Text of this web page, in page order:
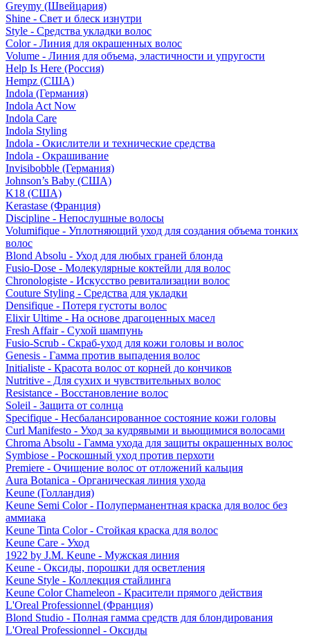
Greymy (Швейцария)
Shine - Свет и блеск изнутри
Style - Средства укладки волос
Color - Линия для окрашенных волос
Volume - Линия для объема, эластичности и упругости
Help Is Here (Россия)
Hempz (США)
Indola (Германия)
Indola Act Now
Indola Care
Indola Styling
Indola - Окислители и технические средства
Indola - Окрашивание
Invisibobble (Германия)
Johnson’s Baby (США)
K18 (США)
Kerastase (Франция)
Discipline - Непослушные волосы
Volumifique - Уплотняющий уход для создания объема тонких
волос
Blond Absolu - Уход для любых граней блонда
Fusio-Dose - Молекулярные коктейли для волос
Chronologiste - Искусство ревитализации волос
Couture Styling - Средства для укладки
Densifique - Потеря густоты волос
Elixir Ultime - На основе драгоценных масел
Fresh Affair - Сухой шампунь
Fusio-Scrub - Скраб-уход для кожи головы и волос
Genesis - Гамма против выпадения волос
Initialiste - Красота волос от корней до кончиков
Nutritive - Для сухих и чувствительных волос
Resistance - Восстановление волос
Soleil - Защита от солнца
Specifique - Несбалансированное состояние кожи головы
Curl Manifesto - Уход за кудрявыми и вьющимися волосами
Chroma Absolu - Гамма ухода для защиты окрашенных волос
Symbiose - Роскошный уход против перхоти
Premiere - Очищение волос от отложений кальция
Aura Botanica - Органическая линия ухода
Keune (Голландия)
Keune Semi Color - Полуперманентная краска для волос без
аммиака
Keune Tinta Color - Стойкая краска для волос
Keune Care - Уход
1922 by J.M. Keune - Мужская линия
Keune - Оксиды, порошки для осветления
Keune Style - Коллекция стайлинга
Keune Color Chameleon - Красители прямого действия
L'Oreal Professionnel (Франция)
Blond Studio - Полная гамма средств для блондирования
L'Oreal Professionnel - Оксиды